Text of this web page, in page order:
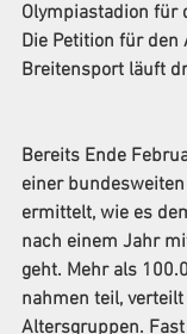
Olympiastadion für
Die Petition für den
Breitensport läuft
Bereits Ende
einer
ermittelt, wie es
nach einem Jahr
geht. Mehr als
nahmen teil,
Altersgruppen.